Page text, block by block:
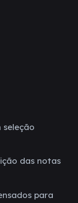
das notas
para